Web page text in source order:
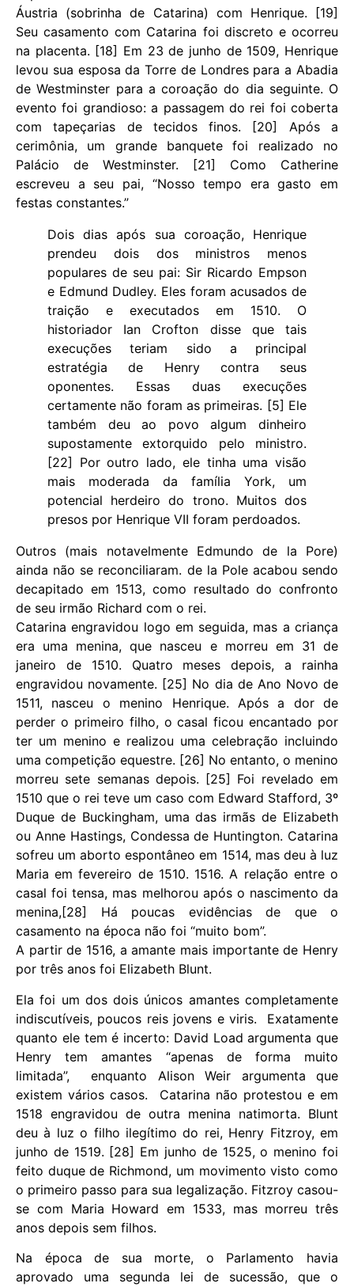
Áustria (sobrinha de Catarina) com Henrique. [19]
Seu casamento com Catarina foi discreto e ocorreu
na placenta. [18] Em 23 de junho de 1509, Henrique
levou sua esposa da Torre de Londres para a Abadia
de Westminster para a coroação do dia seguinte. O
evento foi grandioso: a passagem do rei foi coberta
com tapeçarias de tecidos finos. [20] Após a
cerimônia, um grande banquete foi realizado no
Palácio de Westminster. [21] Como Catherine
escreveu a seu pai, “Nosso tempo era gasto em
festas constantes.”
Dois dias após sua coroação, Henrique
prendeu dois dos ministros menos
populares de seu pai: Sir Ricardo Empson
e Edmund Dudley. Eles foram acusados ​​de
traição e executados em 1510. O
historiador Ian Crofton disse que tais
execuções teriam sido a principal
estratégia de Henry contra seus
oponentes. Essas duas execuções
certamente não foram as primeiras. [5] Ele
também deu ao povo algum dinheiro
supostamente extorquido pelo ministro.
[22] Por outro lado, ele tinha uma visão
mais moderada da família York, um
potencial herdeiro do trono. Muitos dos
presos por Henrique VII foram perdoados.
Outros (mais notavelmente Edmundo de la Pore)
ainda não se reconciliaram. de la Pole acabou sendo
decapitado em 1513, como resultado do confronto
de seu irmão Richard com o rei.
Catarina engravidou logo em seguida, mas a criança
era uma menina, que nasceu e morreu em 31 de
janeiro de 1510. Quatro meses depois, a rainha
engravidou novamente. [25] No dia de Ano Novo de
1511, nasceu o menino Henrique. Após a dor de
perder o primeiro filho, o casal ficou encantado por
ter um menino e realizou uma celebração incluindo
uma competição equestre. [26] No entanto, o menino
morreu sete semanas depois. [25] Foi revelado em
1510 que o rei teve um caso com Edward Stafford, 3º
Duque de Buckingham, uma das irmãs de Elizabeth
ou Anne Hastings, Condessa de Huntington. Catarina
sofreu um aborto espontâneo em 1514, mas deu à luz
Maria em fevereiro de 1510. 1516. A relação entre o
casal foi tensa, mas melhorou após o nascimento da
menina,[28] Há poucas evidências de que o
casamento na época não foi “muito bom”.
A partir de 1516, a amante mais importante de Henry
por três anos foi Elizabeth Blunt.
Ela foi um dos dois únicos amantes completamente
indiscutíveis, poucos reis jovens e viris. Exatamente
quanto ele tem é incerto: David Load argumenta que
Henry tem amantes “apenas de forma muito
limitada”, enquanto Alison Weir argumenta que
existem vários casos. Catarina não protestou e em
1518 engravidou de outra menina natimorta. Blunt
deu à luz o filho ilegítimo do rei, Henry Fitzroy, em
junho de 1519. [28] Em junho de 1525, o menino foi
feito duque de Richmond, um movimento visto como
o primeiro passo para sua legalização. Fitzroy casou-
se com Maria Howard em 1533, mas morreu três
anos depois sem filhos.
Na época de sua morte, o Parlamento havia
aprovado uma segunda lei de sucessão, que o